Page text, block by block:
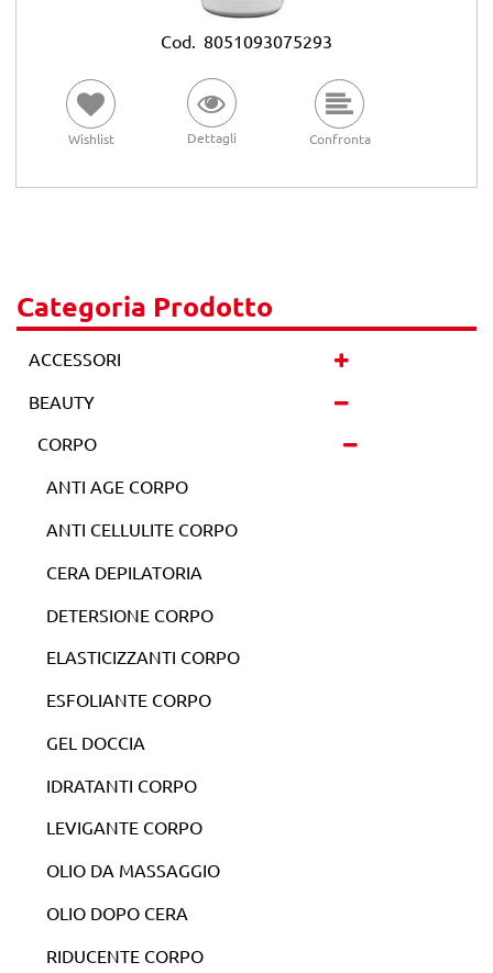
Cod. 8051093075293
Wishlist Dettagli Confronta
Categoria Prodotto
ACCESSORI
BEAUTY
CORPO
ANTI AGE CORPO
ANTI CELLULITE CORPO
CERA DEPILATORIA
DETERSIONE CORPO
ELASTICIZZANTI CORPO
ESFOLIANTE CORPO
GEL DOCCIA
IDRATANTI CORPO
LEVIGANTE CORPO
OLIO DA MASSAGGIO
OLIO DOPO CERA
RIDUCENTE CORPO